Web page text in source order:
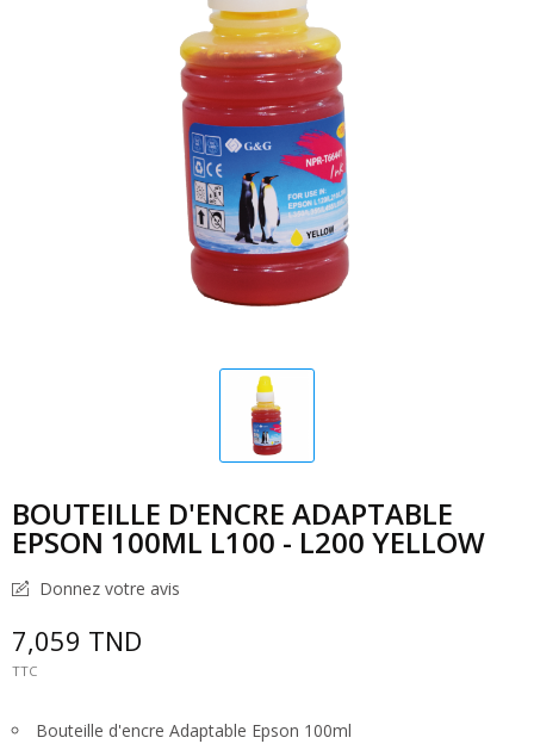
BOUTEILLE D'ENCRE ADAPTABLE
EPSON 100ML L100 - L200 YELLOW
Donnez votre avis
7,059 TND
TTC
Bouteille d'encre Adaptable Epson 100ml